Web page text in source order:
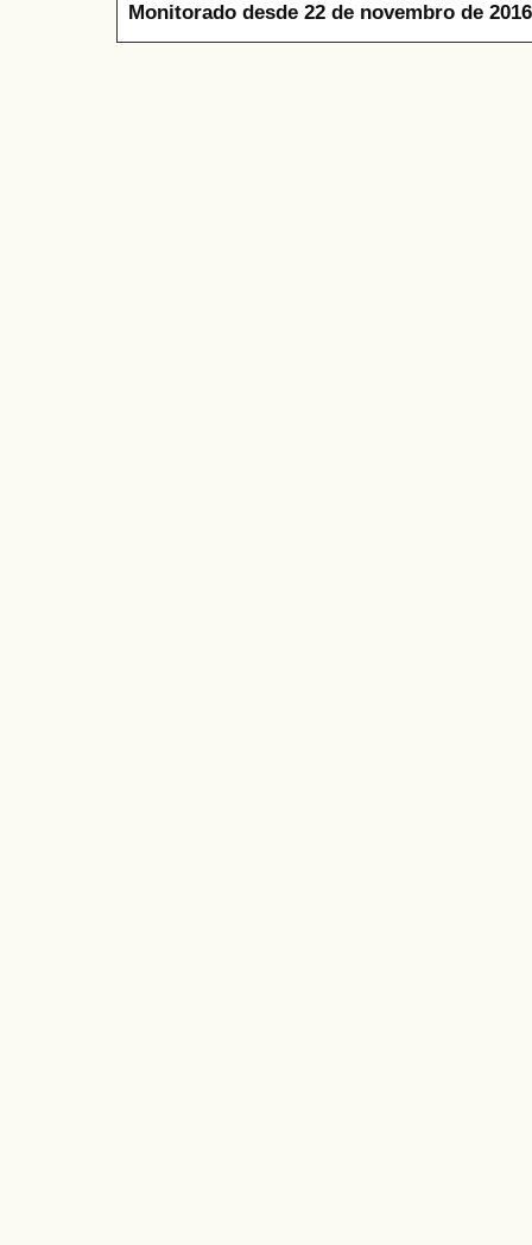
Monitorado desde 22 de novembro de